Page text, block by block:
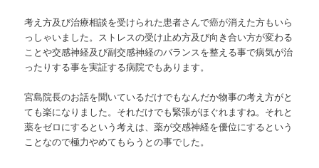
考え方及び治療相談を受けられた患者さんで癌が消えた方もいら
っしゃいました。ストレスの受け止め方及び向き合い方が変わる
ことや交感神経及び副交感神経のバランスを整える事で病気が治
ったりする事を実証する病院でもあります。
宮島院長のお話を聞いているだけでもなんだか物事の考え方がと
ても楽になりました。それだけでも緊張がほぐれますね。それと
薬をゼロにするという考えは、薬が交感神経を優位にするという
ことなので極力やめてもらうとの事でした。